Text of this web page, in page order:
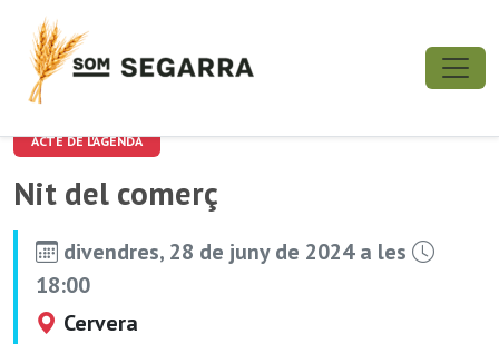
ACTE DE L'AGENDA
Nit del comerç
divendres, 28 de juny de 2024 a les
18:00
Cervera